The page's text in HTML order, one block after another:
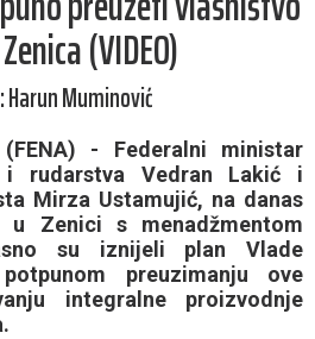
(VIDEO)
Harun Muminović
- Federalni ministar
i rudarstva Vedran Lakić i
Mirza Ustamujić, na danas
u Zenici s menadžmentom
su iznijeli plan Vlade
preuzimanju ove
integralne proizvodnje